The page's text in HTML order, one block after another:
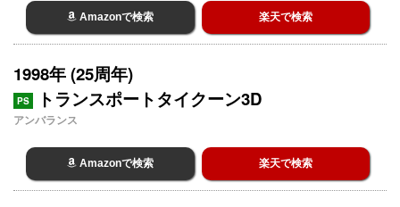
Amazonで検索 楽天で検索
1998年 (25周年)
PS トランスポートタイクーン3D
アンバランス
Amazonで検索 楽天で検索